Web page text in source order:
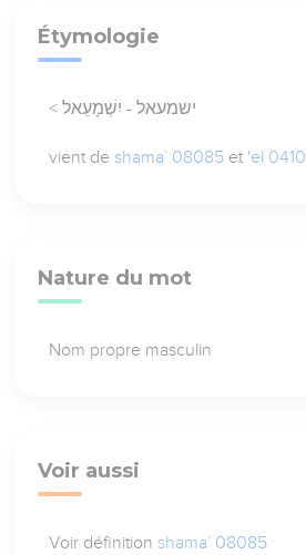
Étymologie
< ישמעאל - יִשְׁמָעֵאל
vient de shama` 08085 et 'el 0410
Nature du mot
Nom propre masculin
Voir aussi
Voir définition shama` 08085